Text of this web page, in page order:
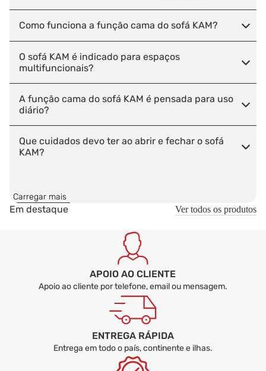
Como funciona a função cama do sofá KAM?
O sofá KAM é indicado para espaços
multifuncionais?
A função cama do sofá KAM é pensada para uso
diário?
Que cuidados devo ter ao abrir e fechar o sofá
KAM?
O sofá KAM é entregue montado ou desmontado?
Carregar mais
Em destaque Ver todos os produtos
APOIO AO CLIENTE
Apoio ao cliente por telefone, email ou mensagem.
ENTREGA RÁPIDA
Entrega em todo o país, continente e ilhas.